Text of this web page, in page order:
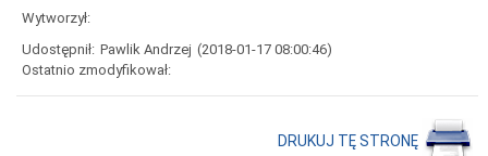
Publiczne
poniżej
130
000
zł
Wytworzył:
Udostępnił: Pawlik Andrzej (2018-01-17 08:00:46)
Ostatnio zmodyfikował:
DRUKUJ TĘ STRONĘ